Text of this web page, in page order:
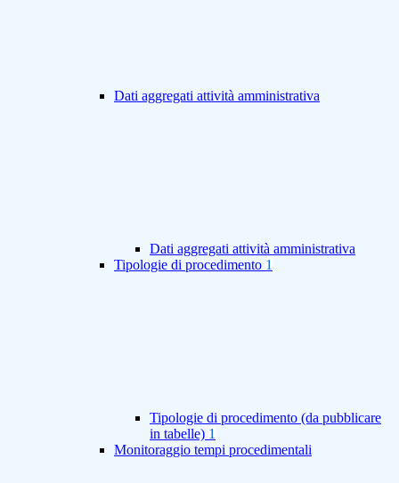
Dati aggregati attività amministrativa
Dati aggregati attività amministrativa
Tipologie di procedimento 1
Tipologie di procedimento (da pubblicare
in tabelle) 1
Monitoraggio tempi procedimentali